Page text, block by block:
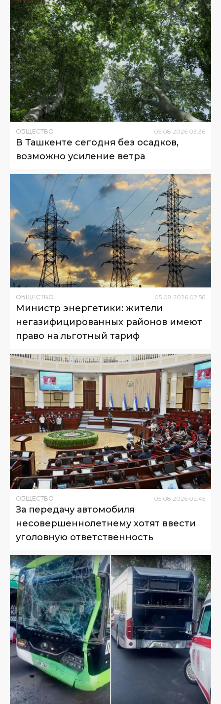
ОБЩЕСТВО 05 08 2026 03:36
В Ташкенте сегодня без осадков,
возможно усиление ветра
ОБЩЕСТВО 05.08.2026 02:56
Министр энергетики: жители
негазифицированных районов имеют
право на льготный тариф
ОБЩЕСТВО 05 08 2026 02:45
За передачу автомобиля
несовершеннолетнему хотят ввести
уголовную ответственность